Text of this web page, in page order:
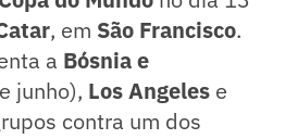
, em São Francisco.
a Bósnia e
junho), Los Angeles e
contra um dos